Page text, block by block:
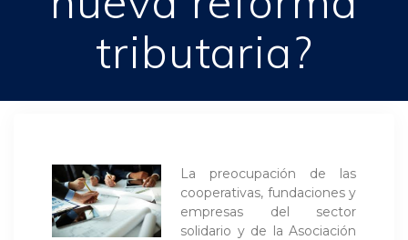
tributaria?
La preocupación de las
cooperativas, fundaciones y
empresas del sector
solidario y de la Asociación